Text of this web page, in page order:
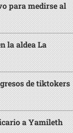
para medirse al
la aldea La
de tiktokers
a Yamileth